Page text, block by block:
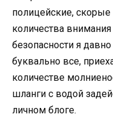
полицейские,
количества
безопасности я
буквально все,
количестве
шланги с водой
личном блоге.